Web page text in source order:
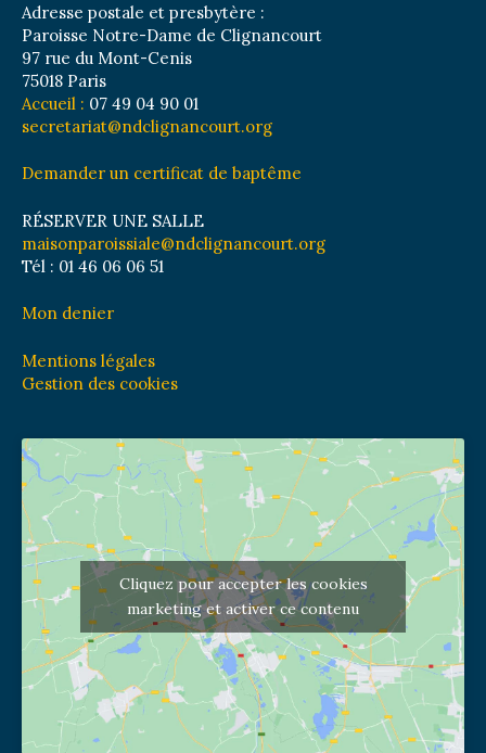
Adresse postale et presbytère :
Paroisse Notre-Dame de Clignancourt
97 rue du Mont-Cenis
75018 Paris
Accueil : 07 49 04 90 01
secretariat@ndclignancourt.org
Demander un certificat de baptême
RÉSERVER UNE SALLE
maisonparoissiale@ndclignancourt.org
Tél : 01 46 06 06 51
Mon denier
Mentions légales
Gestion des cookies
Cliquez pour accepter les cookies
marketing et activer ce contenu